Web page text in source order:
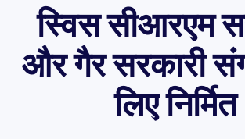
स्विस सीआरएम
और गैर सरकारी
लिए निर्मित